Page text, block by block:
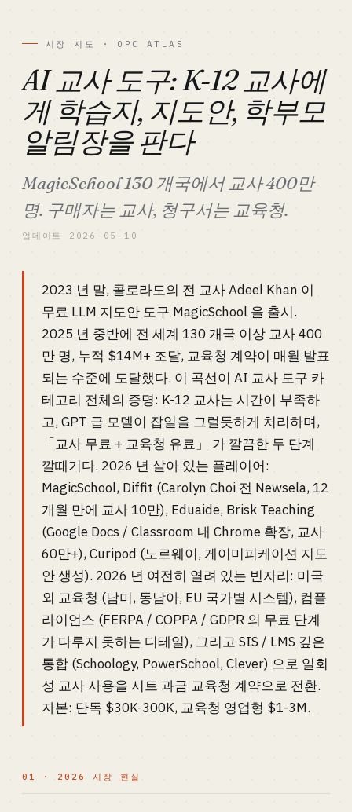
시장 지도 · OPC ATLAS
AI 교사 도구: K-12 교사에
게 학습지, 지도안, 학부모
알림장을 판다
MagicSchool 130 개국에서 교사 400만
명. 구매자는 교사, 청구서는 교육청.
업데이트 2026-05-10
2023 년 말, 콜로라도의 전 교사 Adeel Khan 이
무료 LLM 지도안 도구 MagicSchool 을 출시.
2025 년 중반에 전 세계 130 개국 이상 교사 400
만 명, 누적 $14M+ 조달, 교육청 계약이 매월 발표
되는 수준에 도달했다. 이 곡선이 AI 교사 도구 카
테고리 전체의 증명: K-12 교사는 시간이 부족하
고, GPT 급 모델이 잡일을 그럴듯하게 처리하며,
「교사 무료 + 교육청 유료」 가 깔끔한 두 단계
깔때기다. 2026 년 살아 있는 플레이어:
MagicSchool, Diffit (Carolyn Choi 전 Newsela, 12
개월 만에 교사 10만), Eduaide, Brisk Teaching
(Google Docs / Classroom 내 Chrome 확장, 교사
60만+), Curipod (노르웨이, 게이미피케이션 지도
안 생성). 2026 년 여전히 열려 있는 빈자리: 미국
외 교육청 (남미, 동남아, EU 국가별 시스템), 컴플
라이언스 (FERPA / COPPA / GDPR 의 무료 단계
가 다루지 못하는 디테일), 그리고 SIS / LMS 깊은
통합 (Schoology, PowerSchool, Clever) 으로 일회
성 교사 사용을 시트 과금 교육청 계약으로 전환.
자본: 단독 $30K-300K, 교육청 영업형 $1-3M.
01 · 2026 시장 현실